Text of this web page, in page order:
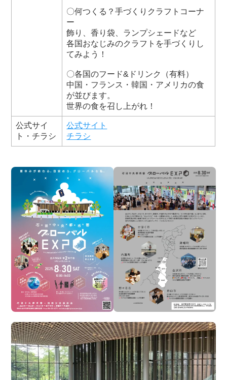
〇何つくる？手づくりクラフトコーナ
ー
飾り、香り袋、ランプシェードなど
各国おなじみのクラフトを手づくりし
てみよう！
〇各国のフード&ドリンク（有料）
中国・フランス・韓国・アメリカの食
が並びます。
世界の食を召し上がれ！
公式サイ
ト・チラシ
公式サイト
チラシ